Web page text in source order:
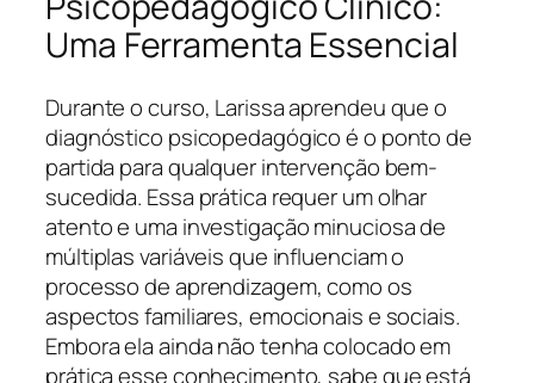
Uma Ferramenta Essencial
Durante o curso, Larissa aprendeu que o
diagnóstico psicopedagógico é o ponto de
partida para qualquer intervenção bem-
sucedida. Essa prática requer um olhar
atento e uma investigação minuciosa de
múltiplas variáveis que influenciam o
processo de aprendizagem, como os
aspectos familiares, emocionais e sociais.
Embora ela ainda não tenha colocado em
prática esse conhecimento, sabe que está